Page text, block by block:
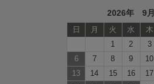
2026年 9月
日 月 火 水 木
1
2 3
6
7 8 9 10
13
14 15 16 17